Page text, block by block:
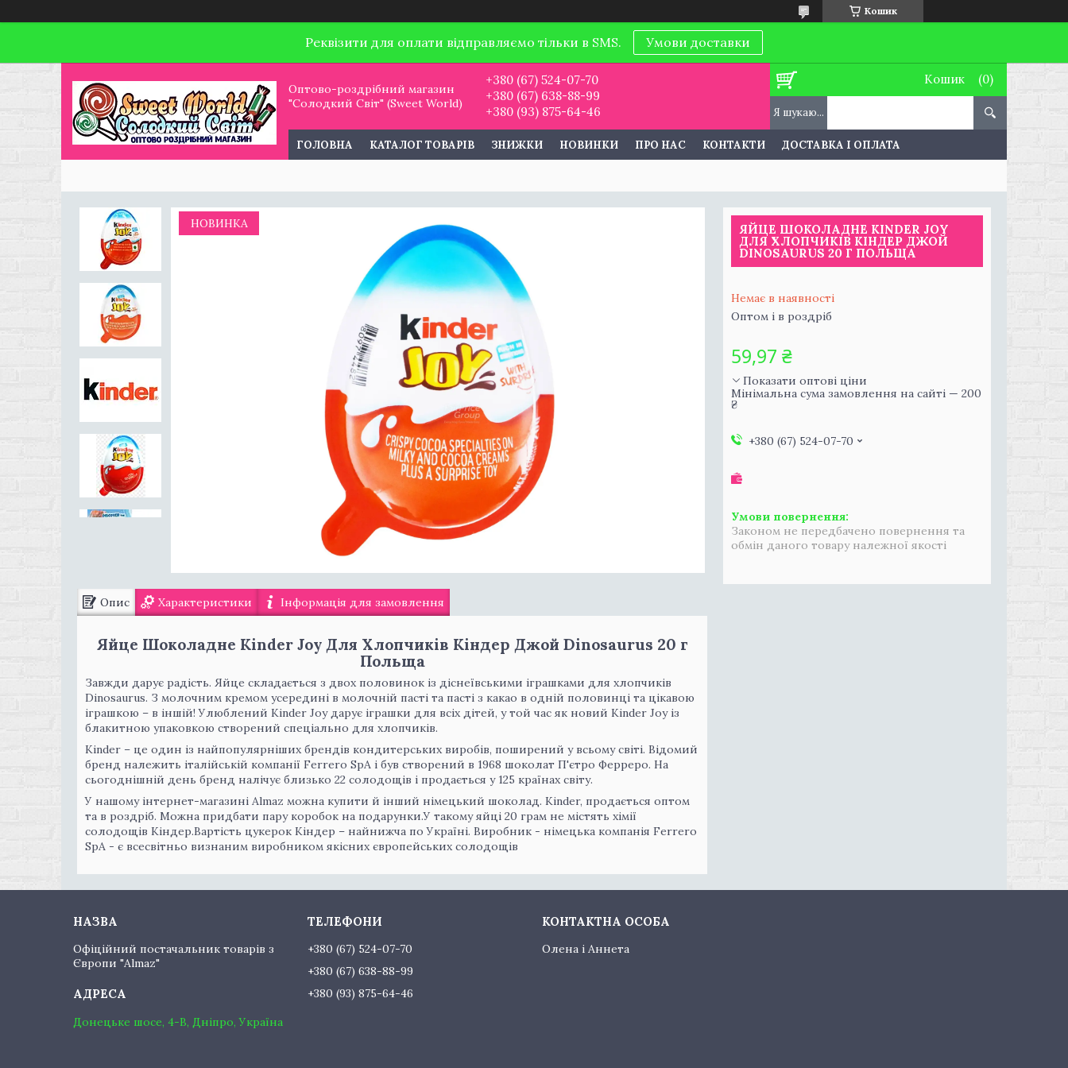
Кошик
Реквізити для оплати відправляємо тільки в SMS. Умови доставки
Оптово-роздрібний магазин
"Солодкий Світ" (Sweet World)
+380 (67) 524-07-70
+380 (67) 638-88-99
+380 (93) 875-64-46
Кошик
ГОЛОВНА КАТАЛОГ ТОВАРІВ ЗНИЖКИ НОВИНКИ ПРО НАС КОНТАКТИ ДОСТАВКА І ОПЛАТА
НОВИНКА
Опис Характеристики Інформація для замовлення
Яйце Шоколадне Kinder Joy Для Хлопчиків Кіндер Джой Dinosaurus 20 г
Польща
Завжди дарує радість. Яйце складається з двох половинок із діснеївськими іграшками для хлопчиків
Dinosaurus. З молочним кремом усередині в молочній пасті та пасті з какао в одній половинці та цікавою
іграшкою – в іншій! Улюблений Kinder Joy дарує іграшки для всіх дітей, у той час як новий Kinder Joy із
блакитною упаковкою створений спеціально для хлопчиків.
Kinder – це один із найпопулярніших брендів кондитерських виробів, поширений у всьому світі. Відомий
бренд належить італійській компанії Ferrero SpA і був створений в 1968 шоколат П'єтро Ферреро. На
сьогоднішній день бренд налічує близько 22 солодощів і продається у 125 країнах світу.
У нашому інтернет-магазині Almaz можна купити й інший німецький шоколад. Kinder, продається оптом
та в роздріб. Можна придбати пару коробок на подарунки.У такому яйці 20 грам не містять хімії
солодощів Кіндер.Вартість цукерок Кіндер – найнижча по Україні. Виробник - німецька компанія Ferrero
SpA - є всесвітньо визнаним виробником якісних європейських солодощів
ЯЙЦЕ ШОКОЛАДНЕ KINDER JOY
ДЛЯ ХЛОПЧИКІВ КІНДЕР ДЖОЙ
DINOSAURUS 20 Г ПОЛЬЩА
Немає в наявності
Оптом і в роздріб
59,97 ₴
Показати оптові ціни
Мінімальна сума замовлення на сайті — 200
₴
+380 (67) 524-07-70
Законом не передбачено повернення та
обмін даного товару належної якості
Офіційний постачальник товарів з
Європи "Almaz"
Донецьке шосе, 4-В, Дніпро, Україна
+380 (67) 524-07-70
+380 (67) 638-88-99
+380 (93) 875-64-46
Олена і Аннета